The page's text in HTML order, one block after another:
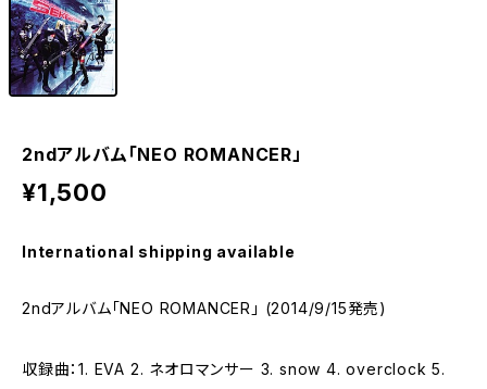
2ndアルバム「NEO ROMANCER」
¥1,500
International shipping available
2ndアルバム「NEO ROMANCER」 (2014/9/15発売)
収録曲：1. EVA 2. ネオロマンサー 3. snow 4. overclock 5.